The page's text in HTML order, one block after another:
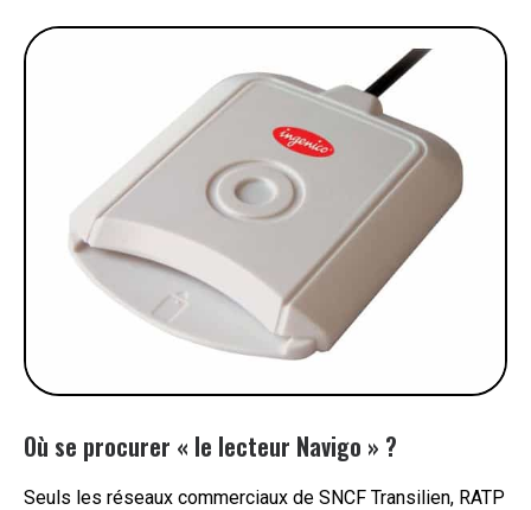
Où se procurer « le lecteur Navigo » ?
Seuls les réseaux commerciaux de SNCF Transilien, RATP